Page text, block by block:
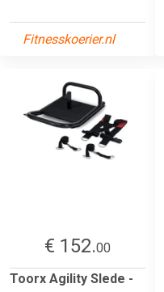
Fitnesskoerier.nl
€ 152.00
Toorx Agility Slede -